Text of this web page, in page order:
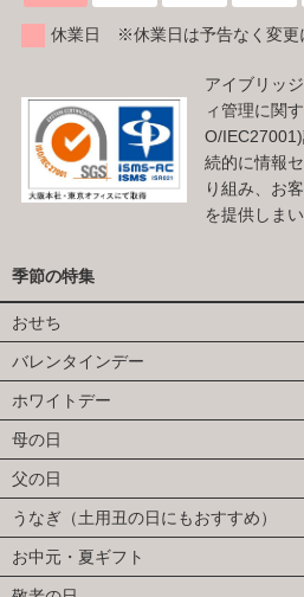
休業日 ※休業日は予告なく変更
アイブリッ
ィ管理に関
O/
続的に情報
り組み、お
を提供しまい
季節の特集
おせち
バレンタインデー
ホワイトデー
母の日
父の日
うなぎ（土用丑の日にもおすすめ）
お中元・夏ギフト